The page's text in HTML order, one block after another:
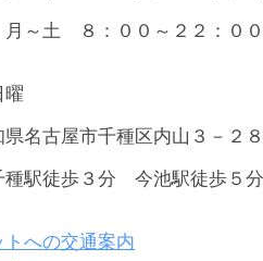
～土 ８：００～２２：００
名古屋市千種区内山３－２
駅徒歩３分 今池駅徒歩５分
トへの交通案内